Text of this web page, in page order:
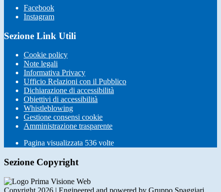
Facebook
Instagram
Sezione Link Utili
Cookie policy
Note legali
Informativa Privacy
Ufficio Relazioni con il Pubblico
Dichiarazione di accessibilità
Obiettivi di accessibilità
Whistleblowing
Gestione consensi cookie
Amministrazione trasparente
Pagina visualizzata 536 volte
Sezione Copyright
Copyright 2026 | Engineered and powered by Gruppo Spaggiari